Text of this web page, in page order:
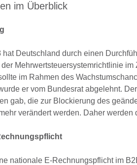
im Überblick
hat Deutschland durch einen
Mehrwertsteuersystemrichtlinie
im Rahmen des
er vom Bundesrat abgelehnt.
gab, die zur Blockierung des
verändert werden. Daher
nationale E-Rechnungspflicht im